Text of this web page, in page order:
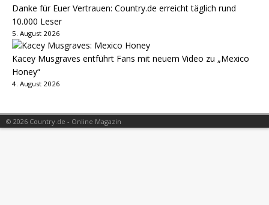
Danke für Euer Vertrauen: Country.de erreicht täglich rund
10.000 Leser
5. August 2026
Kacey Musgraves entführt Fans mit neuem Video zu „Mexico
Honey“
4. August 2026
© 2026 Country.de - Online Magazin